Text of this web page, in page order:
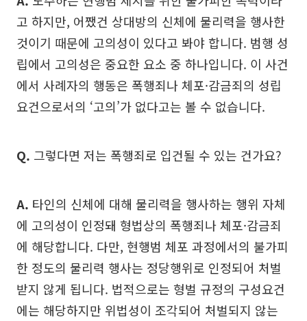
고 하지만, 어쨌건 상대방의 신체에 물리력을 행사한
것이기 때문에 고의성이 있다고 봐야 합니다. 범행 성
립에서 고의성은 중요한 요소 중 하나입니다. 이 사건
에서 사례자의 행동은 폭행죄나 체포·감금죄의 성립
요건으로서의 ‘고의’가 없다고는 볼 수 없습니다.
Q. 그렇다면 저는 폭행죄로 입건될 수 있는 건가요?
A. 타인의 신체에 대해 물리력을 행사하는 행위 자체
에 고의성이 인정돼 형법상의 폭행죄나 체포·감금죄
에 해당합니다. 다만, 현행범 체포 과정에서의 불가피
한 정도의 물리력 행사는 정당행위로 인정되어 처벌
받지 않게 됩니다. 법적으로는 형벌 규정의 구성요건
에는 해당하지만 위법성이 조각되어 처벌되지 않는